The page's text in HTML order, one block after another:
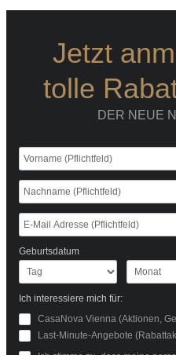
Jetzt
tolle
DER NEUE
Geburtsdatum
Ich interessiere mich für:
CasaNova Vienna (Aktionen,
Last-Minute-Angebote